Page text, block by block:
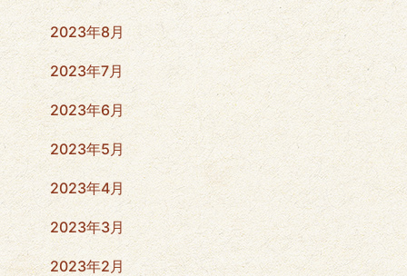
2023年8月
2023年7月
2023年6月
2023年5月
2023年4月
2023年3月
2023年2月